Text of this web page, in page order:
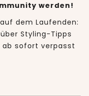
werden!
dem Laufenden:
Styling-Tipps
ab sofort verpasst